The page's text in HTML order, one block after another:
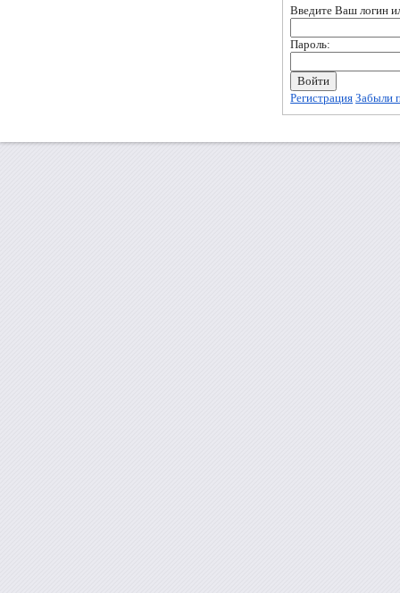
Введите Ваш логин
Пароль:
Регистрация Забыли